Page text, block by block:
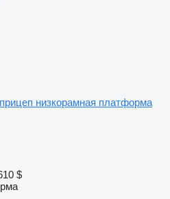
прицеп низкорамная платформа
$